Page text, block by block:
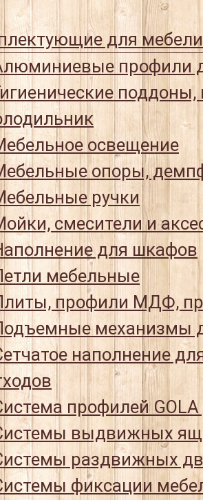
для мебели
профили
освещение
опоры,
ручки
смесители и
для шкафов
мебельные
профили МДФ,
механизмы
наполнение
профилей
выдвижных
раздвижных
фиксации